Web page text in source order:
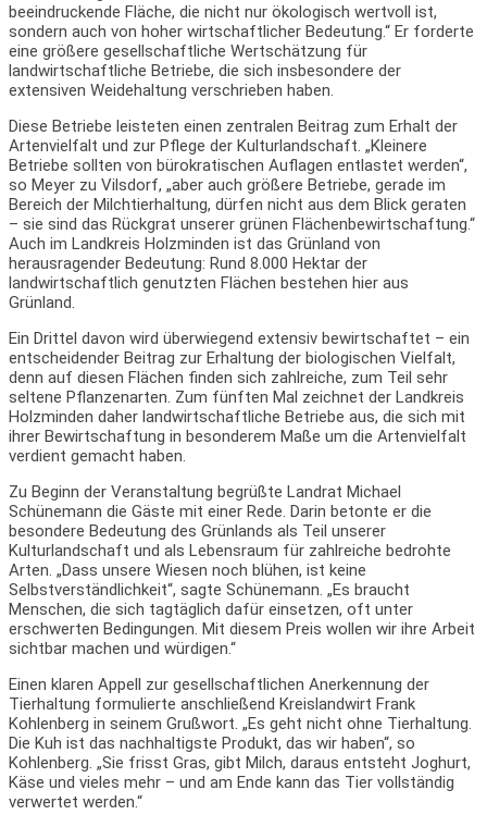
beeindruckende Fläche, die nicht nur ökologisch wertvoll ist,
sondern auch von hoher wirtschaftlicher Bedeutung.“ Er forderte
eine größere gesellschaftliche Wertschätzung für
landwirtschaftliche Betriebe, die sich insbesondere der
extensiven Weidehaltung verschrieben haben.
Diese Betriebe leisteten einen zentralen Beitrag zum Erhalt der
Artenvielfalt und zur Pflege der Kulturlandschaft. „Kleinere
Betriebe sollten von bürokratischen Auflagen entlastet werden“,
so Meyer zu Vilsdorf, „aber auch größere Betriebe, gerade im
Bereich der Milchtierhaltung, dürfen nicht aus dem Blick geraten
– sie sind das Rückgrat unserer grünen Flächenbewirtschaftung.“
Auch im Landkreis Holzminden ist das Grünland von
herausragender Bedeutung: Rund 8.000 Hektar der
landwirtschaftlich genutzten Flächen bestehen hier aus
Grünland.
Ein Drittel davon wird überwiegend extensiv bewirtschaftet – ein
entscheidender Beitrag zur Erhaltung der biologischen Vielfalt,
denn auf diesen Flächen finden sich zahlreiche, zum Teil sehr
seltene Pflanzenarten. Zum fünften Mal zeichnet der Landkreis
Holzminden daher landwirtschaftliche Betriebe aus, die sich mit
ihrer Bewirtschaftung in besonderem Maße um die Artenvielfalt
verdient gemacht haben.
Zu Beginn der Veranstaltung begrüßte Landrat Michael
Schünemann die Gäste mit einer Rede. Darin betonte er die
besondere Bedeutung des Grünlands als Teil unserer
Kulturlandschaft und als Lebensraum für zahlreiche bedrohte
Arten. „Dass unsere Wiesen noch blühen, ist keine
Selbstverständlichkeit“, sagte Schünemann. „Es braucht
Menschen, die sich tagtäglich dafür einsetzen, oft unter
erschwerten Bedingungen. Mit diesem Preis wollen wir ihre Arbeit
sichtbar machen und würdigen.“
Einen klaren Appell zur gesellschaftlichen Anerkennung der
Tierhaltung formulierte anschließend Kreislandwirt Frank
Kohlenberg in seinem Grußwort. „Es geht nicht ohne Tierhaltung.
Die Kuh ist das nachhaltigste Produkt, das wir haben“, so
Kohlenberg. „Sie frisst Gras, gibt Milch, daraus entsteht Joghurt,
Käse und vieles mehr – und am Ende kann das Tier vollständig
verwertet werden.“